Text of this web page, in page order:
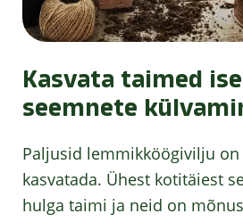
Kasvata taimed
seemnete
Paljusid lemmikköögivilju
kasvatada. Ühest kotitäiest
hulga taimi ja neid on